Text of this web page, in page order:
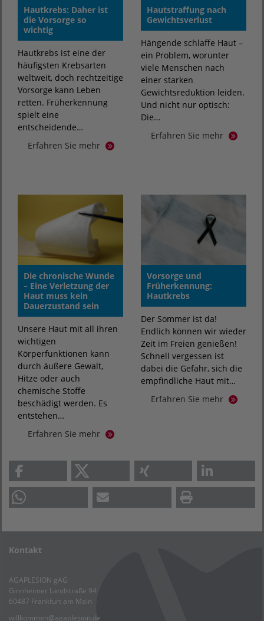
Hautkrebs: Daher ist
die Vorsorge so
wichtig
Hautkrebs ist eine der
häufigsten Krebsarten
weltweit, doch rechtzeitige
Vorsorge kann Leben
retten. Früherkennung
spielt eine
entscheidende…
Erfahren Sie mehr
Hautstraffung nach
Gewichtsverlust
Hängende schlaffe Haut –
ein Problem, worunter
viele Menschen nach
einer starken
Gewichtsreduktion leiden.
Und nicht nur optisch:
Die…
Erfahren Sie mehr
Die chronische Wunde
– Eine Verletzung der
Haut muss kein
Dauerzustand sein
Unsere Haut mit all ihren
wichtigen
Körperfunktionen kann
durch äußere Gewalt,
Hitze oder auch
chemische Stoffe
beschädigt werden. Es
entstehen…
Erfahren Sie mehr
Vorsorge und
Früherkennung:
Hautkrebs
Der Sommer ist da!
Endlich können wir wieder
Zeit im Freien genießen!
Schnell vergessen ist
dabei die Gefahr, sich die
empfindliche Haut mit…
Erfahren Sie mehr
Kontakt
AGAPLESION gAG
Ginnheimer Landstraße 94
60487 Frankfurt am Main
willkommen@agaplesion.de